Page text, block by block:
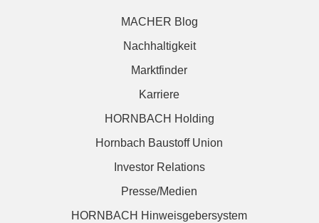
MACHER Blog
Nachhaltigkeit
Marktfinder
Karriere
HORNBACH Holding
Hornbach Baustoff Union
Investor Relations
Presse/Medien
HORNBACH Hinweisgebersystem